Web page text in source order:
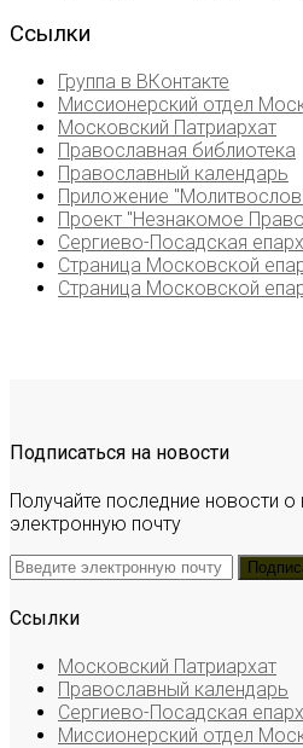
Ссылки
Группа в ВКонтакте
Миссионерский отдел
Московский Патриархат
Православная библиотека
Православный календарь
Приложение
Проект "Незнакомое
Сергиево-Посадская
Страница Московской
Страница Московской
Подписаться на новости
Получайте последние новости
электронную почту
Ссылки
Московский Патриархат
Православный календарь
Сергиево-Посадская
Миссионерский отдел